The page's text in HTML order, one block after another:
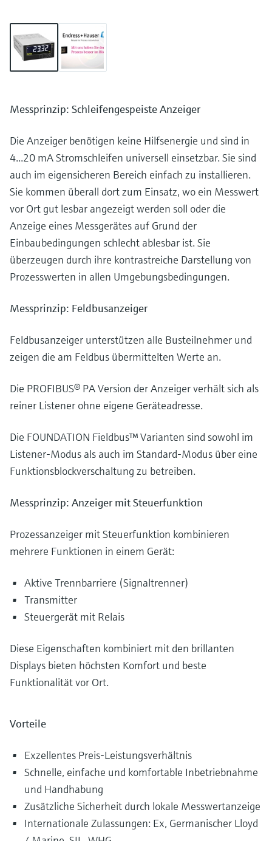
Messprinzip: Schleifengespeiste Anzeiger
Die Anzeiger benötigen keine Hilfsenergie und sind in
4...20 mA Stromschleifen universell einsetzbar. Sie sind
auch im eigensicheren Bereich einfach zu installieren.
Sie kommen überall dort zum Einsatz, wo ein Messwert
vor Ort gut lesbar angezeigt werden soll oder die
Anzeige eines Messgerätes auf Grund der
Einbaubedingungen schlecht ablesbar ist. Sie
überzeugen durch ihre kontrastreiche Darstellung von
Prozesswerten in allen Umgebungsbedingungen.
Messprinzip: Feldbusanzeiger
Feldbusanzeiger unterstützen alle Busteilnehmer und
zeigen die am Feldbus übermittelten Werte an.
Die PROFIBUS® PA Version der Anzeiger verhält sich als
reiner Listener ohne eigene Geräteadresse.
Die FOUNDATION Fieldbus™ Varianten sind sowohl im
Listener-Modus als auch im Standard-Modus über eine
Funktionsblockverschaltung zu betreiben.
Messprinzip: Anzeiger mit Steuerfunktion
Prozessanzeiger mit Steuerfunktion kombinieren
mehrere Funktionen in einem Gerät:
Aktive Trennbarriere (Signaltrenner)
Transmitter
Steuergerät mit Relais
Diese Eigenschaften kombiniert mit den brillanten
Displays bieten höchsten Komfort und beste
Funktionalität vor Ort.
Vorteile
Exzellentes Preis-Leistungsverhältnis
Schnelle, einfache und komfortable Inbetriebnahme
und Handhabung
Zusätzliche Sicherheit durch lokale Messwertanzeige
Internationale Zulassungen: Ex, Germanischer Lloyd